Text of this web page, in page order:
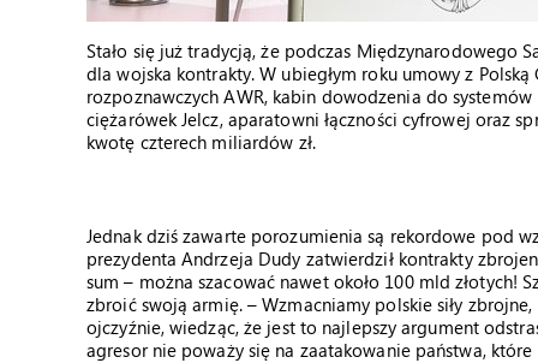
Stało się już tradycją, że podczas Międzynarodowego
dla wojska kontrakty. W ubiegłym roku umowy z
rozpoznawczych AWR, kabin dowodzenia do
ciężarówek Jelcz, aparatowni łączności cyfrowej oraz
kwotę czterech miliardów zł.
Jednak dziś zawarte porozumienia są rekordowe pod
prezydenta Andrzeja Dudy zatwierdził kontrakty
sum – można szacować nawet około 100 mld złotych!
zbroić swoją armię. – Wzmacniamy polskie siły
ojczyźnie, wiedząc, że jest to najlepszy argument
agresor nie poważy się na zaatakowanie państwa, które